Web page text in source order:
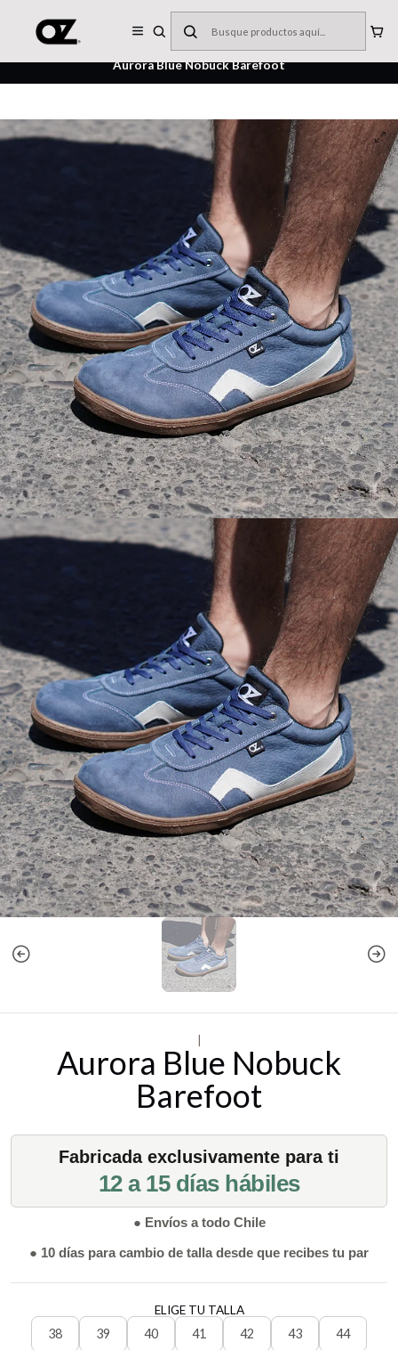
DISEÑADAS Y FABRICADAS EN CHILE
CALZADO BAREFOOT
ZAPATILLAS
Aurora Blue Nobuck Barefoot
Aurora Blue Nobuck
Barefoot
Fabricada exclusivamente para ti
12 a 15 días hábiles
● Envíos a todo Chile
● 10 días para cambio de talla desde que recibes tu par
ELIGE TU TALLA
38 39 40 41 42 43 44